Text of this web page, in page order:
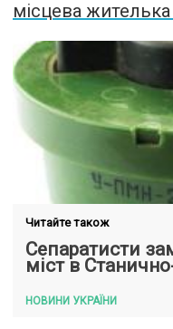
місцева жителька
Читайте також
Сепаратисти
міст в
НОВИНИ УКРАЇНИ